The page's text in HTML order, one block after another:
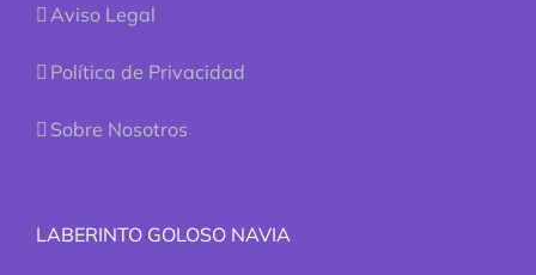
Aviso Legal
Política de Privacidad
Sobre Nosotros
LABERINTO GOLOSO NAVIA